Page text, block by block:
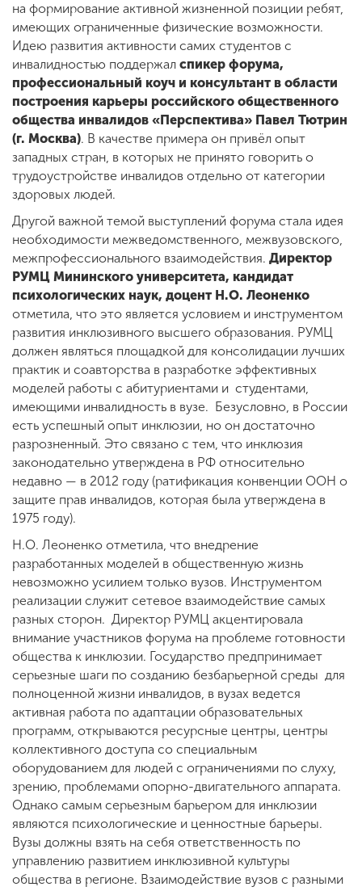
на формирование активной жизненной позиции ребят,
имеющих ограниченные физические возможности.
Идею развития активности самих студентов с
инвалидностью поддержал спикер форума,
профессиональный коуч и консультант в области
построения карьеры российского общественного
общества инвалидов «Перспектива» Павел Тютрин
(г. Москва). В качестве примера он привёл опыт
западных стран, в которых не принято говорить о
трудоустройстве инвалидов отдельно от категории
здоровых людей.
Другой важной темой выступлений форума стала идея
необходимости межведомственного, межвузовского,
межпрофессионального взаимодействия. Директор
РУМЦ Мининского университета, кандидат
психологических наук, доцент Н.О. Леоненко
отметила, что это является условием и инструментом
развития инклюзивного высшего образования. РУМЦ
должен являться площадкой для консолидации лучших
практик и соавторства в разработке эффективных
моделей работы с абитуриентами и студентами,
имеющими инвалидность в вузе. Безусловно, в России
есть успешный опыт инклюзии, но он достаточно
разрозненный. Это связано с тем, что инклюзия
законодательно утверждена в РФ относительно
недавно — в 2012 году (ратификация конвенции ООН о
защите прав инвалидов, которая была утверждена в
1975 году).
Н.О. Леоненко отметила, что внедрение
разработанных моделей в общественную жизнь
невозможно усилием только вузов. Инструментом
реализации служит сетевое взаимодействие самых
разных сторон. Директор РУМЦ акцентировала
внимание участников форума на проблеме готовности
общества к инклюзии. Государство предпринимает
серьезные шаги по созданию безбарьерной среды для
полноценной жизни инвалидов, в вузах ведется
активная работа по адаптации образовательных
программ, открываются ресурсные центры, центры
коллективного доступа со специальным
оборудованием для людей с ограничениями по слуху,
зрению, проблемами опорно-двигательного аппарата.
Однако самым серьезным барьером для инклюзии
являются психологические и ценностные барьеры.
Вузы должны взять на себя ответственность по
управлению развитием инклюзивной культуры
общества в регионе. Взаимодействие вузов с разными